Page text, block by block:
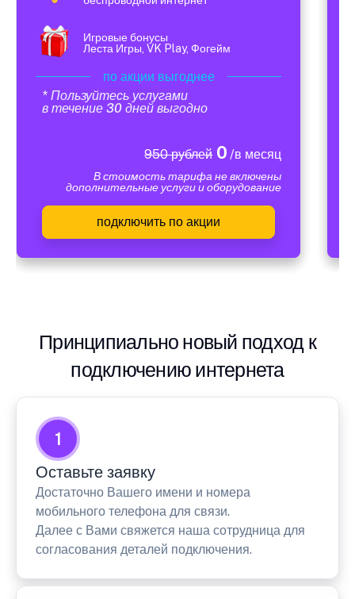
Игровые бонусы
Леста Игры, VK Play, Фогейм
по акции выгоднее
* Пользуйтесь услугами
в течение 30 дней выгодно
950 рублей0 /в месяц
В стоимость тарифа не включены
дополнительные услуги и оборудование
подключить по акции
Принципиально новый подход к
подключению интернета
1
Оставьте заявку
Достаточно Вашего имени и номера
мобильного телефона для связи.
Далее с Вами свяжется наша сотрудница для
согласования деталей подключения.